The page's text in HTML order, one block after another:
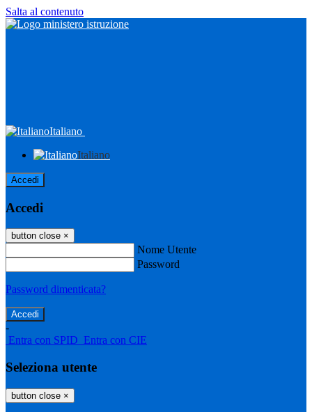
Salta al contenuto
Italiano
Italiano
Accedi
Accedi
button close ×
Nome Utente
Password
Password dimenticata?
-
Entra con SPID Entra con CIE
Seleziona utente
button close ×